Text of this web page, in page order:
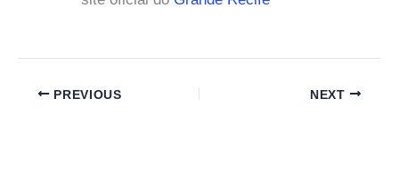
PREVIOUS NEXT